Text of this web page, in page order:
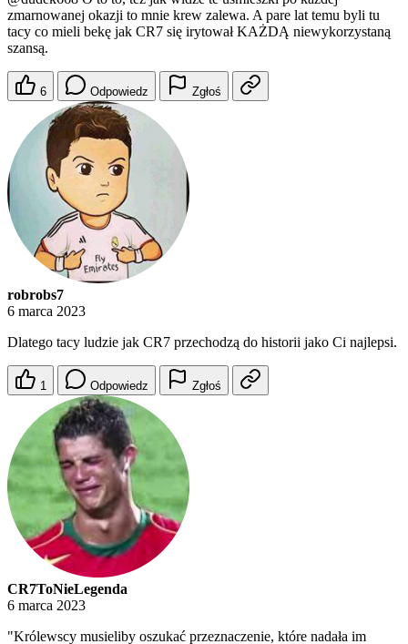
zmarnowanej okazji to mnie krew zalewa. A pare lat temu byli tu
tacy co mieli bekę jak CR7 się irytował KAŻDĄ niewykorzystaną
szansą.
6 Odpowiedz Zgłoś
robrobs7
6 marca 2023
Dlatego tacy ludzie jak CR7 przechodzą do historii jako Ci najlepsi.
1 Odpowiedz Zgłoś
CR7ToNieLegenda
6 marca 2023
"Królewscy musieliby oszukać przeznaczenie, które nadała im